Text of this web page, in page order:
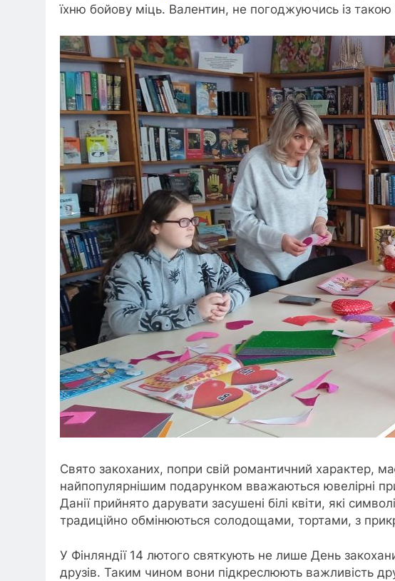
їхню бойову міць. Валентин, не погоджуючись із
Свято закоханих, попри свій романтичний характер,
найпопулярнішим подарунком вважаються ювелірні
Данії прийнято дарувати засушені білі квіти, які
традиційно обмінюються солодощами, тортами, з
У Фінляндії 14 лютого святкують не лише День
друзів. Таким чином вони підкреслюють важливість